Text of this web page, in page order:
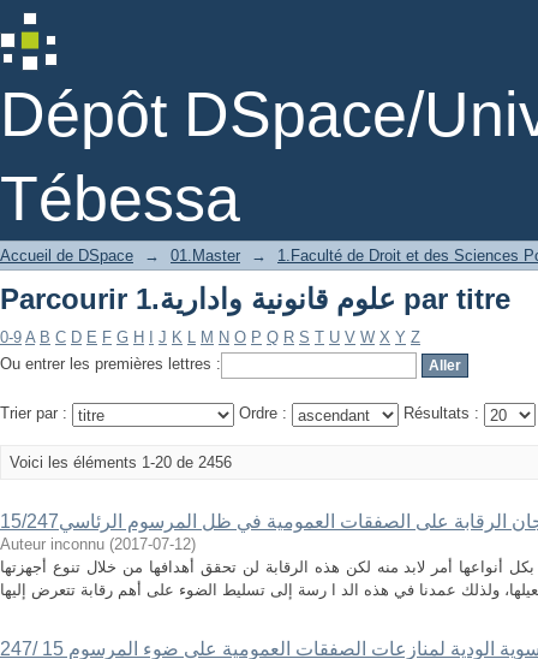
Dépôt DSpace/
Tébessa
Accueil de DSpace → 01.Master → 1.Faculté de Droit et des Sciences
Parcourir 1.علوم قانونية وادارية par titre
0-9 A B C D E F G H J K L M N O P Q R S T U V W X Y Z
Ou entrer les premières lettres :
Trier par : Ordre : Résultats :
Voici les éléments 1-20 de 2456
للجان الرقابة على الصفقات العمومية في ظل المرسوم الرئاسي
Auteur inconnu (2017-07-12)
أنواعها أمر لابد منه لكن هذه الرقابة لن تحقق أهدافها من خلال تنوع أجهزتها
التسوية الودية لمنازعات الصفقات العمومية على ضوء المرسوم 15